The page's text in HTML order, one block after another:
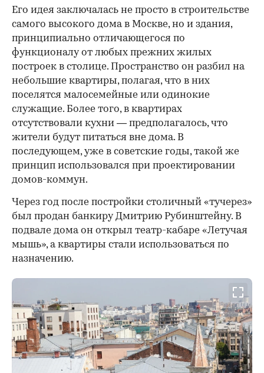
Его идея заключалась не просто в строительстве
самого высокого дома в Москве, но и здания,
принципиально отличающегося по
функционалу от любых прежних жилых
построек в столице. Пространство он разбил на
небольшие квартиры, полагая, что в них
поселятся малосемейные или одинокие
служащие. Более того, в квартирах
отсутствовали кухни — предполагалось, что
жители будут питаться вне дома. В
последующем, уже в советские годы, такой же
принцип использовался при проектировании
домов-коммун.
Через год после постройки столичный «тучерез»
был продан банкиру Дмитрию Рубинштейну. В
подвале дома он открыл театр-кабаре «Летучая
мышь», а квартиры стали использоваться по
назначению.